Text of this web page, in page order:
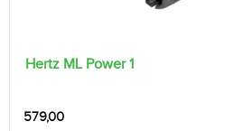
Hertz ML Power 1
579,00